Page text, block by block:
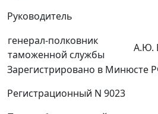
Руководитель
генерал-полковник
таможенной службы
А.Ю.
Зарегистрировано в Минюсте
Регистрационный N 9023